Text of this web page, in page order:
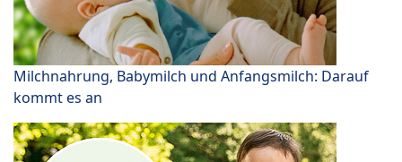
Milchnahrung, Babymilch und Anfangsmilch: Darauf
kommt es an